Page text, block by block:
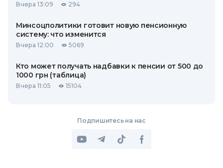
Вчера 13:09 294
Минсоцполитики готовит новую пенсионную
систему: что изменится
Вчера 12:00 5069
Кто может получать надбавки к пенсии от 500 до
1000 грн (таблица)
Вчера 11:05 15104
Подпишитесь на нас